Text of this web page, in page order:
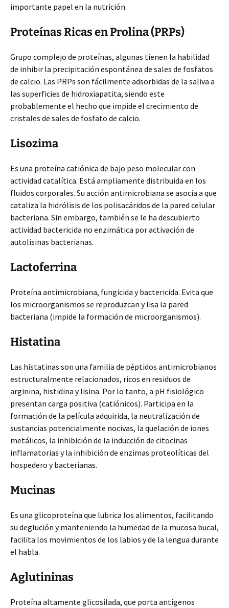
importante papel en la nutrición.
Proteínas Ricas en Prolina (PRPs)
Grupo complejo de proteínas, algunas tienen la habilidad
de inhibir la precipitación espontánea de sales de fosfatos
de calcio. Las PRPs son fácilmente adsorbidas de la saliva a
las superficies de hidroxiapatita, siendo este
probablemente el hecho que impide el crecimiento de
cristales de sales de fosfato de calcio.
Lisozima
Es una proteína catiónica de bajo peso molecular con
actividad catalítica. Está ampliamente distribuida en los
fluidos corporales. Su acción antimicrobiana se asocia a que
cataliza la hidrólisis de los polisacáridos de la pared celular
bacteriana. Sin embargo, también se le ha descubierto
actividad bactericida no enzimática por activación de
autolisinas bacterianas.
Lactoferrina
Proteína antimicrobiana, fungicida y bactericida. Evita que
los microorganismos se reproduzcan y lisa la pared
bacteriana (impide la formación de microorganismos).
Histatina
Las histatinas son una familia de péptidos antimicrobianos
estructuralmente relacionados, ricos en residuos de
arginina, histidina y lisina. Por lo tanto, a pH fisiológico
presentan carga positiva (catiónicos). Participa en la
formación de la película adquirida, la neutralización de
sustancias potencialmente nocivas, la quelación de iones
metálicos, la inhibición de la inducción de citocinas
inflamatorias y la inhibición de enzimas proteolíticas del
hospedero y bacterianas.
Mucinas
Es una glicoproteína que lubrica los alimentos, facilitando
su deglución y manteniendo la humedad de la mucosa bucal,
facilita los movimientos de los labios y de la lengua durante
el habla.
Aglutininas
Proteína altamente glicosilada, que porta antígenos